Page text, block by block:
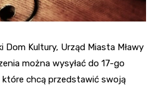
Dom Kultury, Urząd Miasta Mławy
można wysyłać do 17-go
które chcą przedstawić swoją